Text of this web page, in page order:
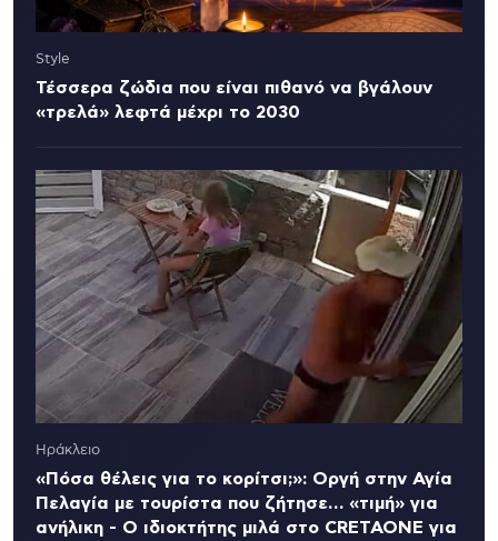
Style
Τέσσερα ζώδια που είναι πιθανό να βγάλουν
«τρελά» λεφτά μέχρι το 2030
Ηράκλειο
«Πόσα θέλεις για το κορίτσι;»: Οργή στην Αγία
Πελαγία με τουρίστα που ζήτησε… «τιμή» για
ανήλικη - Ο ιδιοκτήτης μιλά στο CRETAONE για